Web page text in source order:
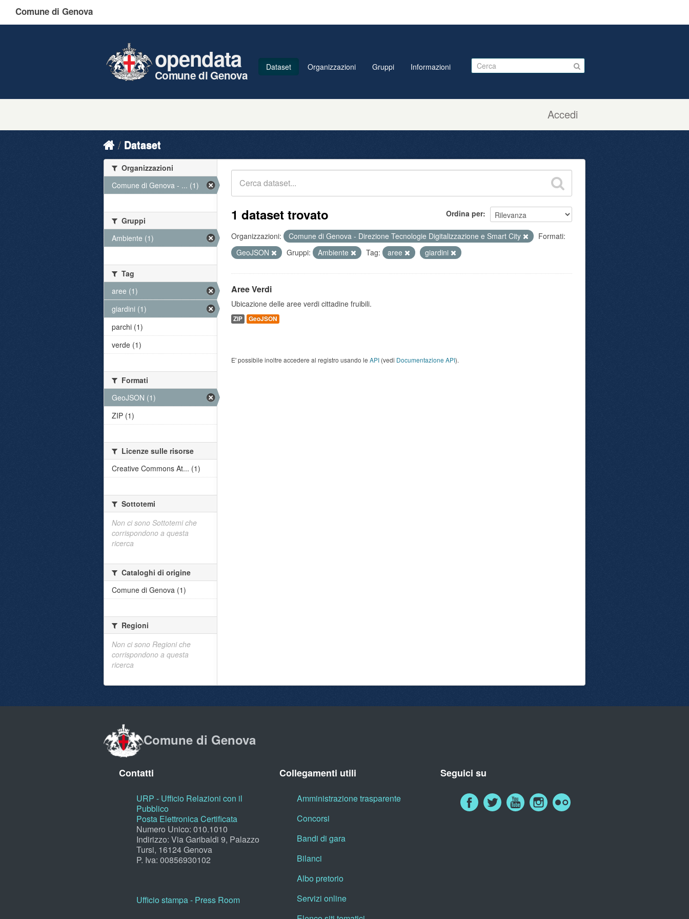
Comune di Genova
Accedi
opendata
Comune di Genova
Dataset Organizzazioni Gruppi Informazioni
Dataset
Ordina per
1 dataset trovato
Organizzazioni: Comune di Genova - Direzione Tecnologie Digitalizzazione e Smart City
Formati:
GeoJSON
Gruppi: Ambiente Tag: aree giardini
Aree Verdi
Ubicazione delle aree verdi cittadine fruibili.
ZIP GeoJSON
E' possibile inoltre accedere al registro usando le API (vedi Documentazione API).
Organizzazioni
Comune di Genova - ... (1)
Gruppi
Ambiente (1)
Tag
aree (1)
giardini (1)
parchi (1)
verde (1)
Formati
GeoJSON (1)
ZIP (1)
Licenze sulle risorse
Creative Commons At... (1)
Sottotemi
Non ci sono Sottotemi che
corrispondono a questa
ricerca
Cataloghi di origine
Comune di Genova (1)
Regioni
Non ci sono Regioni che
corrispondono a questa
ricerca
Comune di Genova
Contatti
URP - Ufficio Relazioni con il
Pubblico
Posta Elettronica Certificata
Numero Unico: 010.1010
Indirizzo: Via Garibaldi 9, Palazzo
Tursi, 16124 Genova
P. Iva: 00856930102
Ufficio stampa - Press Room
Collegamenti utili
Amministrazione trasparente
Concorsi
Bandi di gara
Bilanci
Albo pretorio
Servizi online
Seguici su